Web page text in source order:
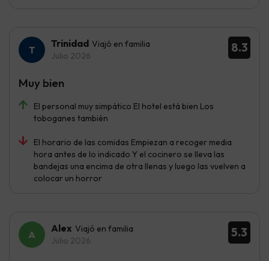
8.3
Trinidad Viajó en familia
Julio 2026
El personal muy simpático El hotel está bien Los
toboganes también
El horario de las comidas Empiezan a recoger media
hora antes de lo indicado Y el cocinero se lleva las
bandejas una encima de otra llenas y luego las vuelven a
colocar un horror
Muy bien
5.3
Alex Viajó en familia
Julio 2026